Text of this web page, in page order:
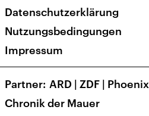
Veranstaltungen
Presse
Karriere
Transparenz
Datenschutzerklärung
Nutzungsbedingungen
Impressum
Partner ARD | ZDF | Phoenix
Chronik der Mauer